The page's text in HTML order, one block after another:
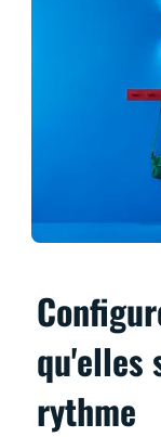
qu'elles
rythme